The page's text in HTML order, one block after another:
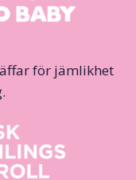
för jämlikhet